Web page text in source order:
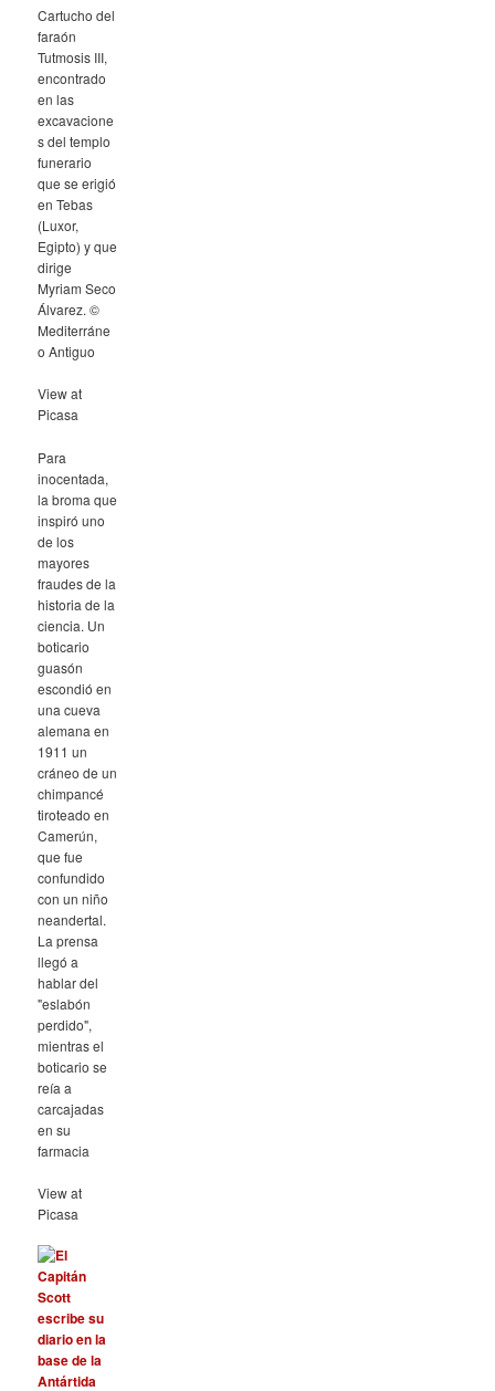
Cartucho del
faraón
Tutmosis III,
encontrado
en las
excavacione
s del templo
funerario
que se erigió
en Tebas
(Luxor,
Egipto) y que
dirige
Myriam Seco
Álvarez. ©
Mediterráne
o Antiguo
View at
Picasa
Para
inocentada,
la broma que
inspiró uno
de los
mayores
fraudes de la
historia de la
ciencia. Un
boticario
guasón
escondió en
una cueva
alemana en
1911 un
cráneo de un
chimpancé
tiroteado en
Camerún,
que fue
confundido
con un niño
neandertal.
La prensa
llegó a
hablar del
"eslabón
perdido",
mientras el
boticario se
reía a
carcajadas
en su
farmacia
View at
Picasa